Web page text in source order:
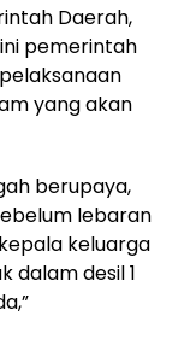
Daerah,
pemerintah
yang akan
berupaya,
lebaran
keluarga
dalam desil 1